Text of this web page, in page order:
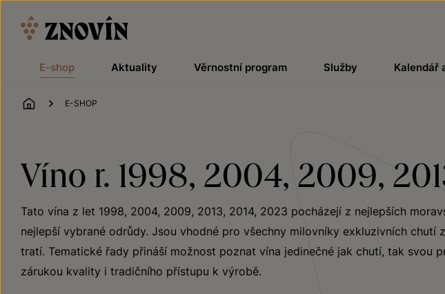
E-shop Aktuality Věrnostní program Služby Kalendář
ÚVOD
E-SHOP
Víno r. 1998, 2004, 2009,
Tato vína z let 1998, 2004, 2009, 2013, 2014, 2023 pocházejí z nejlepších
nejlepší vybrané odrůdy. Jsou vhodné pro všechny milovníky exkluzivních chutí
tratí. Tematické řady přináší možnost poznat vína jedinečné jak chutí, tak svou
zárukou kvality i tradičního přístupu k výrobě.